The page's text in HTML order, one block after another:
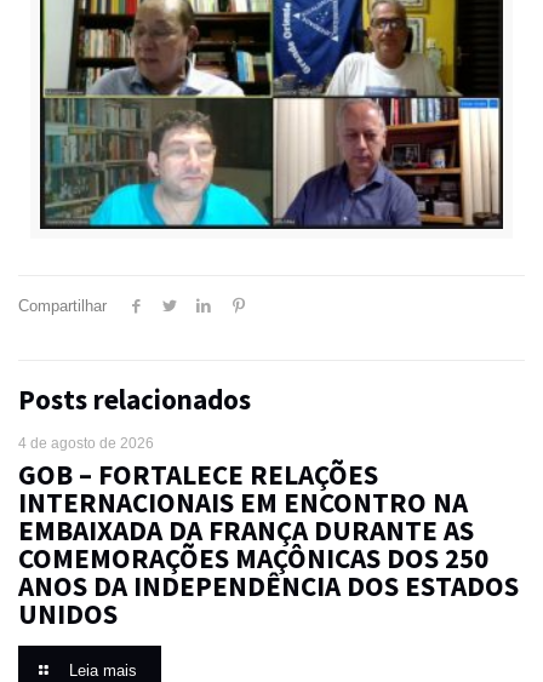
Compartilhar
Posts relacionados
4 de agosto de 2026
GOB – FORTALECE RELAÇÕES
INTERNACIONAIS EM ENCONTRO NA
EMBAIXADA DA FRANÇA DURANTE AS
COMEMORAÇÕES MAÇÔNICAS DOS 250
ANOS DA INDEPENDÊNCIA DOS ESTADOS
UNIDOS
Leia mais